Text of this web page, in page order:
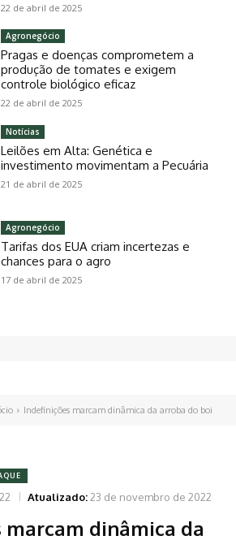
22 de abril de 2025
Agronegócio
Pragas e doenças comprometem a
produção de tomates e exigem
controle biológico eficaz
22 de abril de 2025
Notícias
Leilões em Alta: Genética e
investimento movimentam a Pecuária
21 de abril de 2025
Agronegócio
Tarifas dos EUA criam incertezas e
chances para o agro
17 de abril de 2025